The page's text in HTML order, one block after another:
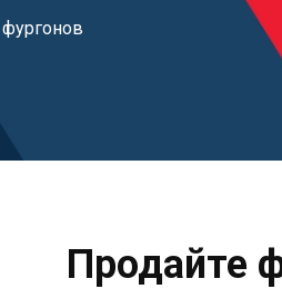
Продайте